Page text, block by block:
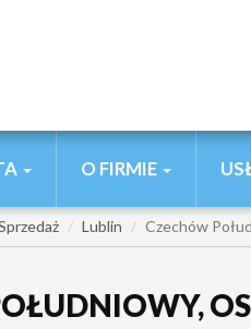
O FIRMIE
Lublin Czechów